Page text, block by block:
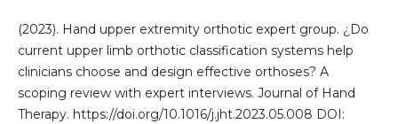
(2023). Hand upper extremity orthotic expert group. ¿Do
current upper limb orthotic classification systems help
clinicians choose and design effective orthoses? A
scoping review with expert interviews. Journal of Hand
Therapy. https://doi.org/10.1016/j.jht.2023.05.008 DOI: